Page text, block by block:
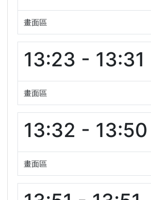
畫面區
13:23 - 13:31
畫面區
13:32 - 13:50
畫面區